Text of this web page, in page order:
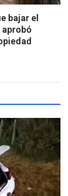
bajar el